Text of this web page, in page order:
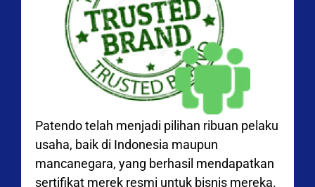
Patendo telah menjadi pilihan ribuan pelaku
usaha, baik di Indonesia maupun
mancanegara, yang berhasil mendapatkan
sertifikat merek resmi untuk bisnis mereka.